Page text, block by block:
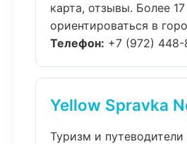
карта, отзывы. Более
ориентироваться в
Телефон: +7 (972)
Yellow Spravka
Туризм и путеводители